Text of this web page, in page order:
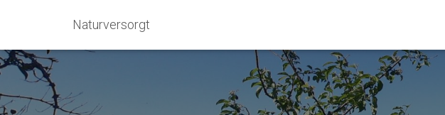
Naturversorgt